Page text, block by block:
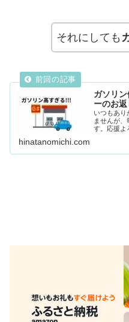
それにしても
ガソリ
ーのお返
いつもあり
ませんが、
す。応援よ
に高くな
た。ハイ
hinatanomichi.com